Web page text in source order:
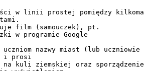
w linii prostej pomiędzy kilkoma
film (samouczek), pt.
w programie Google
nazwy miast (lub uczniowie
i prosi
kuli ziemskiej oraz sporządzenie